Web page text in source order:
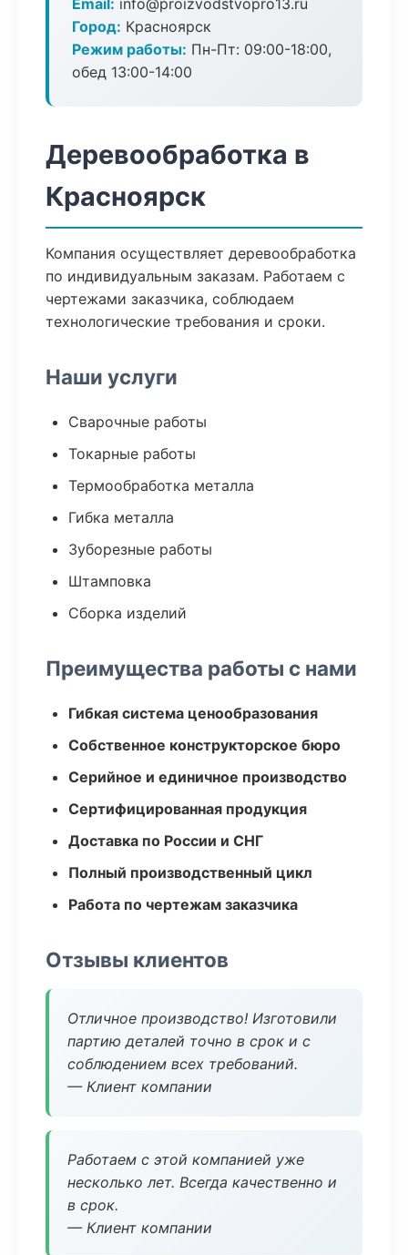
Email: info@proizvodstvopro13.ru
Город: Красноярск
Режим работы: Пн-Пт: 09:00-18:00,
обед 13:00-14:00
Деревообработка в
Красноярск
Компания осуществляет деревообработка
по индивидуальным заказам. Работаем с
чертежами заказчика, соблюдаем
технологические требования и сроки.
Наши услуги
Сварочные работы
Токарные работы
Термообработка металла
Гибка металла
Зуборезные работы
Штамповка
Сборка изделий
Преимущества работы с нами
Гибкая система ценообразования
Собственное конструкторское бюро
Серийное и единичное производство
Сертифицированная продукция
Доставка по России и СНГ
Полный производственный цикл
Работа по чертежам заказчика
Отзывы клиентов
Отличное производство! Изготовили
партию деталей точно в срок и с
соблюдением всех требований.
— Клиент компании
Работаем с этой компанией уже
несколько лет. Всегда качественно и
в срок.
— Клиент компании